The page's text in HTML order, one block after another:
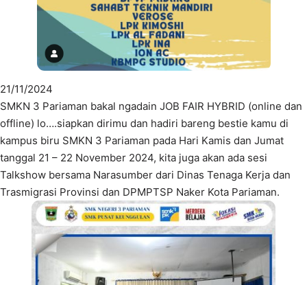
21/11/2024
SMKN 3 Pariaman bakal ngadain JOB FAIR HYBRID (online dan
offline) lo….siapkan dirimu dan hadiri bareng bestie kamu di
kampus biru SMKN 3 Pariaman pada Hari Kamis dan Jumat
tanggal 21 – 22 November 2024, kita juga akan ada sesi
Talkshow bersama Narasumber dari Dinas Tenaga Kerja dan
Trasmigrasi Provinsi dan DPMPTSP Naker Kota Pariaman.